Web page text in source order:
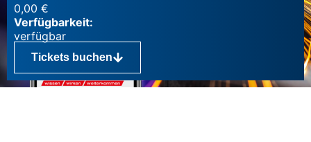
0,00 €
Verfügbarkeit:
Tickets buchen